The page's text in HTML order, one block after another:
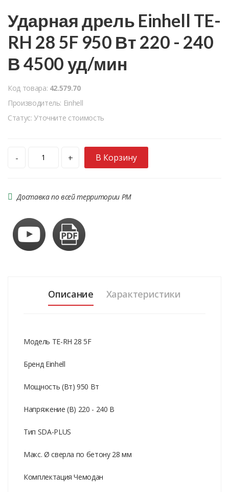
Ударная дрель Einhell TE-
RH 28 5F 950 Вт 220 - 240
В 4500 уд/мин
Код товара: 42.579.70
Производитель: Einhell
Статус: Уточните стоимость
- + В Корзину
Доставка по всей территории РМ
Описание Характеристики
Модель TE-RH 28 5F
Бренд Einhell
Мощность (Вт) 950 Вт
Напряжение (В) 220 - 240 В
Тип SDA-PLUS
Макс. Ø сверла по бетону 28 мм
Комплектация Чемодан